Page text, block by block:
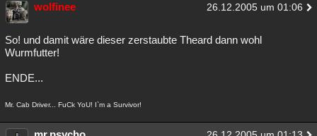
wolfinee 26.12.2005 um 01:06
So! und damit wäre dieser zerstaubte Theard dann wohl
Wurmfutter!
ENDE...
Mr. Cab Driver... FuCk YoU! I`m a Survivor!